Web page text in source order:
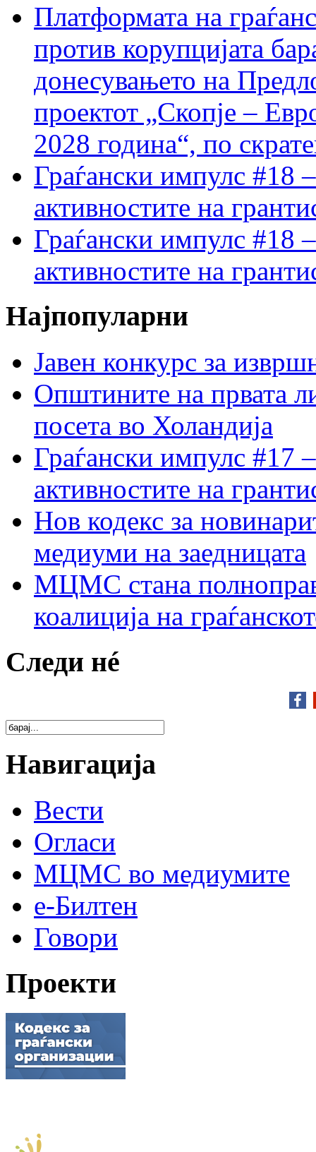
Платформата на
против корупцијата
донесувањето на
проектот „Скопје –
2028 година“, по
Граѓански импулс #18
активностите на
Граѓански импулс #18
активностите на
Најпопуларни
Јавен конкурс за
Општините на првата
посета во Холандија
Граѓански импулс #17
активностите на
Нов кодекс за
медиуми на заедницата
МЦМС стана
коалиција на
Следи нé
Навигација
Вести
Огласи
МЦМС во медиумите
е-Билтен
Говори
Проекти